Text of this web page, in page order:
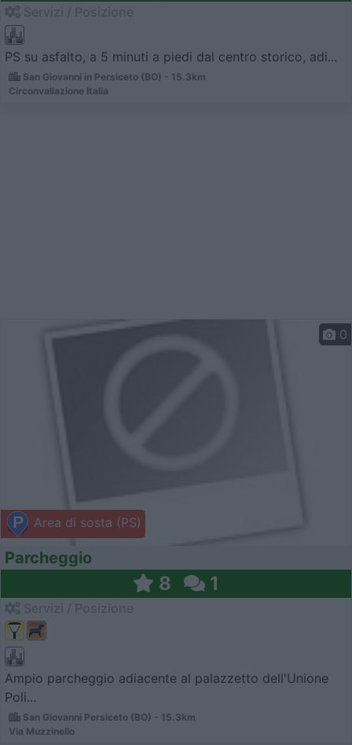
PS su asfalto, a 5 minuti a piedi dal centro storico, adi...
San Giovanni in Persiceto (BO) - 15.3km
Circonvallazione Italia
Area di sosta (PS)
0
Parcheggio
8 1
Ampio parcheggio adiacente al palazzetto dell'Unione
Poli...
San Giovanni Persiceto (BO) - 15.3km
Via Muzzinello